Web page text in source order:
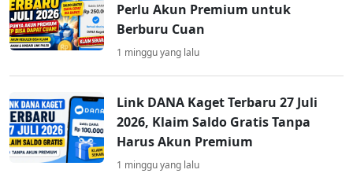
Perlu Akun Premium untuk
Berburu Cuan
1 minggu yang lalu
Link DANA Kaget Terbaru 27 Juli
2026, Klaim Saldo Gratis Tanpa
Harus Akun Premium
1 minggu yang lalu